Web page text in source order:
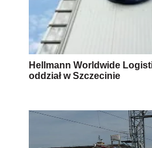
Hellmann Worldwide
oddział w Szczecinie